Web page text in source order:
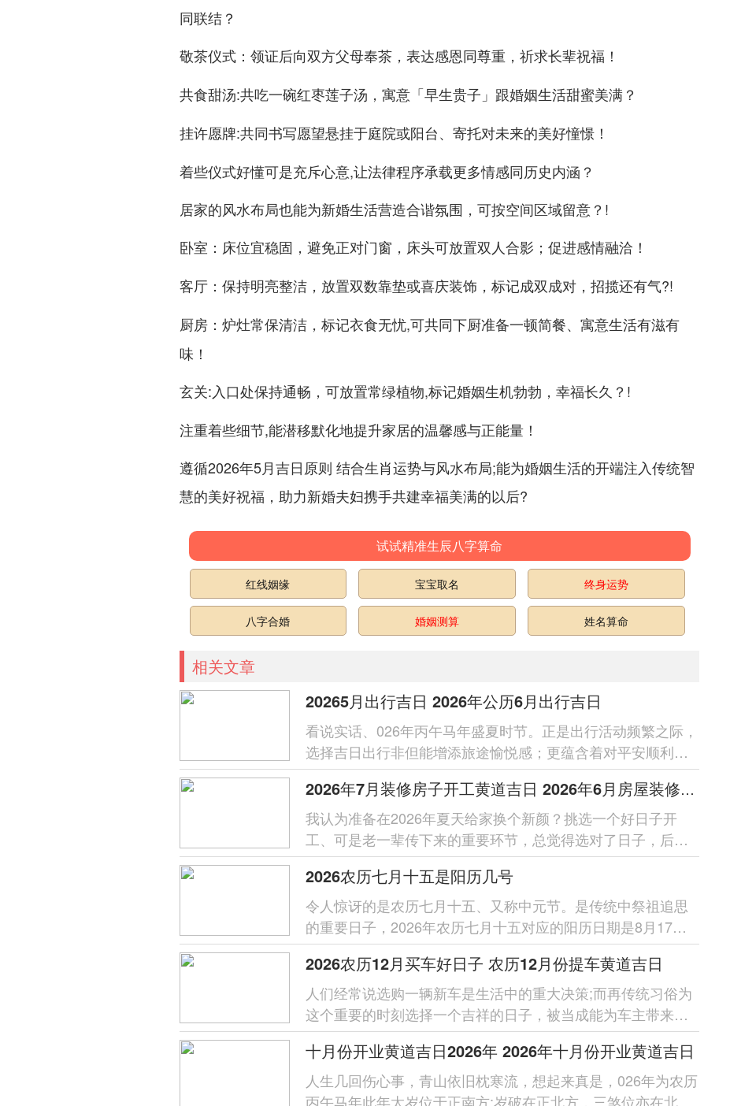
同联结？
敬茶仪式 ：领证后向双方父母奉茶，表达感恩同尊重，祈求长辈祝福！
共食甜汤:共吃一碗红枣莲子汤，寓意「早生贵子」跟婚姻生活甜蜜美满？
挂许愿牌:共同书写愿望悬挂于庭院或阳台、寄托对未来的美好憧憬！
着些仪式好懂可是充斥心意,让法律程序承载更多情感同历史内涵？
居家的风水布局也能为新婚生活营造合谐氛围，可按空间区域留意？!
卧室 ：床位宜稳固，避免正对门窗，床头可放置双人合影；促进感情融洽！
客厅 ：保持明亮整洁，放置双数靠垫或喜庆装饰，标记成双成对，招揽还有气?!
厨房 ：炉灶常保清洁，标记衣食无忧,可共同下厨准备一顿简餐、寓意生活有滋有
味！
玄关:入口处保持通畅，可放置常绿植物,标记婚姻生机勃勃，幸福长久？!
注重着些细节,能潜移默化地提升家居的温馨感与正能量！
遵循2026年5月吉日原则 结合生肖运势与风水布局;能为婚姻生活的开端注入传统智
慧的美好祝福，助力新婚夫妇携手共建幸福美满的以后?
试试精准生辰八字算命
红线姻缘 宝宝取名 终身运势
八字合婚 婚姻测算 姓名算命
相关文章
20265月出行吉日 2026年公历6月出行吉日
看说实话、026年丙午马年盛夏时节。正是出行活动频繁之际，
选择吉日出行非但能增添旅途愉悦感；更蕴含着对平安顺利的
美好祈愿.马年太岁位于正南...
2026年7月装修房子开工黄道吉日 2026年6月房屋装修开工黄道吉日查询
我认为准备在2026年夏天给家换个新颜？挑选一个好日子开
工、可是老一辈传下来的重要环节，总觉得选对了日子，后续
的施工都能顺顺利利，心里也踏实，在...
2026农历七月十五是阳历几号
令人惊讶的是农历七月十五、又称中元节。是传统中祭祖追思
的重要日子，2026年农历七月十五对应的阳历日期是8月17日;
星期一...在这一天在民间...
2026农历12月买车好日子 农历12月份提车黄道吉日
人们经常说选购一辆新车是生活中的重大决策;而再传统习俗为
这个重要的时刻选择一个吉祥的日子，被当成能为车主带来平
安还有好运的开端！2026年...
十月份开业黄道吉日2026年 2026年十月份开业黄道吉日
人生几回伤心事，青山依旧枕寒流，想起来真是，026年为农历
丙午马年此年太岁位于正南方;岁破在正北方，三煞位亦在北